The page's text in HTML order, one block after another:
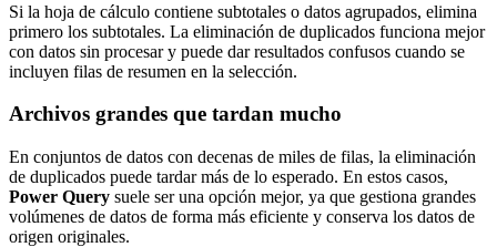
Si la hoja de cálculo contiene subtotales o datos agrupados, elimina
primero los subtotales. La eliminación de duplicados funciona mejor
con datos sin procesar y puede dar resultados confusos cuando se
incluyen filas de resumen en la selección.
Archivos grandes que tardan mucho
En conjuntos de datos con decenas de miles de filas, la eliminación
de duplicados puede tardar más de lo esperado. En estos casos,
Power Query suele ser una opción mejor, ya que gestiona grandes
volúmenes de datos de forma más eficiente y conserva los datos de
origen originales.